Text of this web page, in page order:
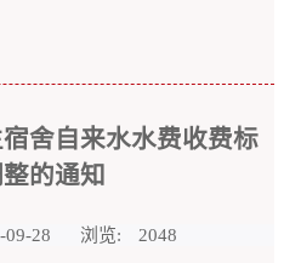
舍自来水水费收费标
的通知
09-28 浏览: 2048